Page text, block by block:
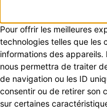
Pour offrir les meilleures
technologies telles que les
informations des
nous permettra de traiter
de navigation ou les ID
consentir ou de retirer son
sur certaines